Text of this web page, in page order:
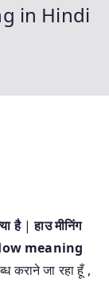
in Hindi
है|हाउ मीनिंग
meaning
कराने जा रहा हूँ ,